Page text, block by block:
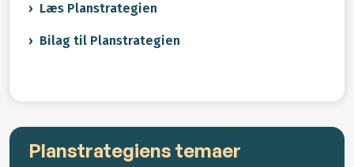
Læs Planstrategien
Bilag til Planstrategien
Planstrategiens temaer